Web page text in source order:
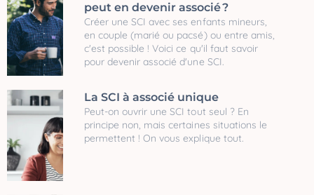
peut en devenir associé ?
Créer une SCI avec ses enfants mineurs,
en couple (marié ou pacsé) ou entre amis,
c'est possible ! Voici ce qu'il faut savoir
pour devenir associé d'une SCI.
La SCI à associé unique
Peut-on ouvrir une SCI tout seul ? En
principe non, mais certaines situations le
permettent ! On vous explique tout.